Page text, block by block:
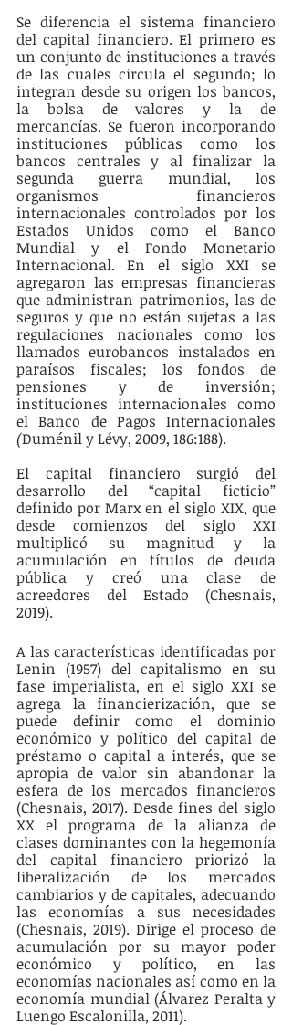
Se diferencia el sistema financiero
del capital financiero. El primero es
un conjunto de instituciones a través
de las cuales circula el segundo; lo
integran desde su origen los bancos,
la bolsa de valores y la de
mercancías. Se fueron incorporando
instituciones públicas como los
bancos centrales y al finalizar la
segunda guerra mundial, los
organismos financieros
internacionales controlados por los
Estados Unidos como el Banco
Mundial y el Fondo Monetario
Internacional. En el siglo XXI se
agregaron las empresas financieras
que administran patrimonios, las de
seguros y que no están sujetas a las
regulaciones nacionales como los
llamados eurobancos instalados en
paraísos fiscales; los fondos de
pensiones y de inversión;
instituciones internacionales como
(Duménil y Lévy, 2009, 186:188).
El capital financiero surgió del
desarrollo del “capital ficticio”
definido por Marx en el siglo XIX, que
desde comienzos del siglo XXI
multiplicó su magnitud y la
acumulación en títulos de deuda
pública y creó una clase de
acreedores del Estado (Chesnais,
2019).
A las características identificadas por
Lenin (1957) del capitalismo en su
fase imperialista, en el siglo XXI se
agrega la financierización, que se
puede definir como el dominio
económico y político del capital de
préstamo o capital a interés, que se
apropia de valor sin abandonar la
esfera de los mercados financieros
(Chesnais, 2017). Desde fines del siglo
XX el programa de la alianza de
clases dominantes con la hegemonía
del capital financiero priorizó la
liberalización de los mercados
cambiarios y de capitales, adecuando
las economías a sus necesidades
(Chesnais, 2019). Dirige el proceso de
acumulación por su mayor poder
económico y político, en las
economías nacionales así como en la
economía mundial (Álvarez Peralta y
Luengo Escalonilla, 2011).